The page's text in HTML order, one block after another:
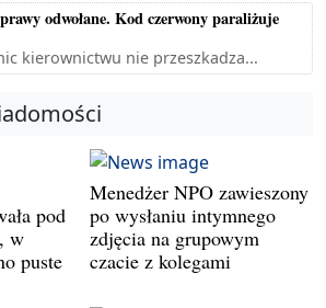
odwołane. Kod czerwony paraliżuje
kierownictwu nie przeszkadza...
pod
w
puste
Menedżer NPO zawieszony
po wysłaniu intymnego
zdjęcia na grupowym
czacie z kolegami